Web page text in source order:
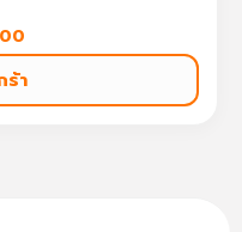
ร้า